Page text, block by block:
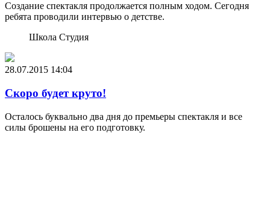
Создание спектакля продолжается полным ходом. Сегодня
ребята проводили интервью о детстве.
Школа Студия
28.07.2015 14:04
Скоро будет круто!
Осталось буквально два дня до премьеры спектакля и все
силы брошены на его подготовку.